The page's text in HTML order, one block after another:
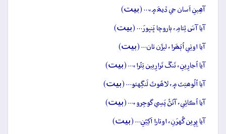
آهِينِ اَسان جي ڏيھَ ۾،… (بيت)
آيا آسَ ٿِئامِ، ٻاروچا ڀَنڀورَ… (بيت)
آيا اوٺِي اُٻَھَرا، ليڙَن تان… (بيت)
آيا اُجارِينِ، تَنگَ تَرارِيين تِئُرا،… (بيت)
آيا اُلُوھيَتَ ۾، لاھُوتُ لَنگِهئو… (بيت)
آيا اُڪائِي، آتَڻُ پَسِي گوجِرو،… (بيت)
آيا پِرِين گُهرَنِ، اوتارا اَکِيُنِ… (بيت)